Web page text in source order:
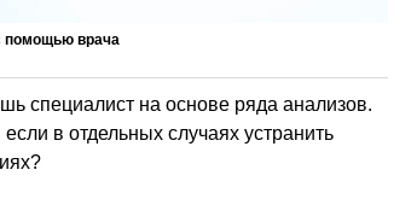
помощью врача
специалист на основе ряда анализов.
в отдельных случаях устранить